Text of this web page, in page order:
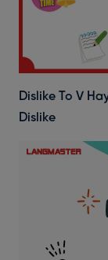
Dislike To V
Dislike